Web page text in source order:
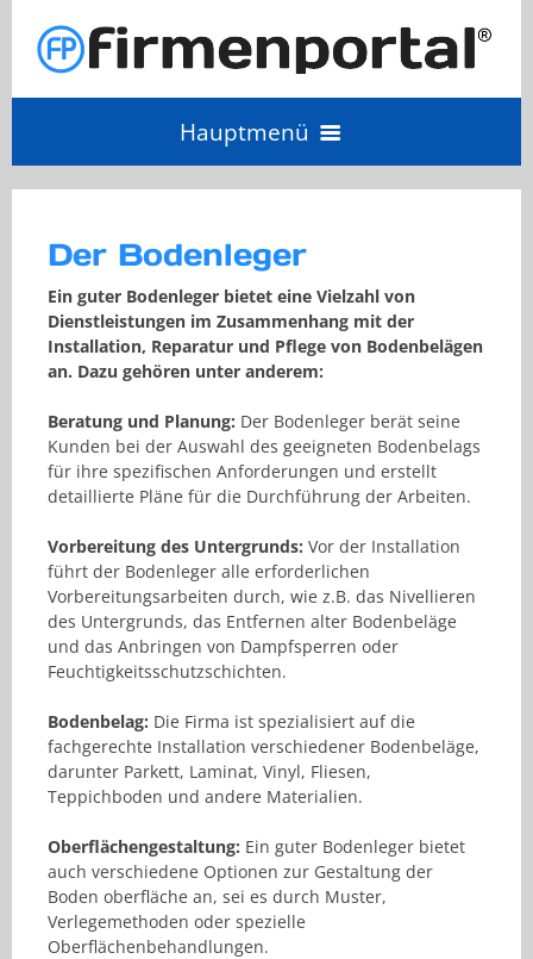
Hauptmenü
Anbieter Login
Anbieter werden
Der Bodenleger
Ein guter Bodenleger bietet eine Vielzahl von
Dienstleistungen im Zusammenhang mit der
Installation, Reparatur und Pflege von Bodenbelägen
an. Dazu gehören unter anderem:
Beratung und Planung: Der Bodenleger berät seine
Kunden bei der Auswahl des geeigneten Bodenbelags
für ihre spezifischen Anforderungen und erstellt
detaillierte Pläne für die Durchführung der Arbeiten.
Vorbereitung des Untergrunds: Vor der Installation
führt der Bodenleger alle erforderlichen
Vorbereitungsarbeiten durch, wie z.B. das Nivellieren
des Untergrunds, das Entfernen alter Bodenbeläge
und das Anbringen von Dampfsperren oder
Feuchtigkeitsschutzschichten.
Bodenbelag: Die Firma ist spezialisiert auf die
fachgerechte Installation verschiedener Bodenbeläge,
darunter Parkett, Laminat, Vinyl, Fliesen,
Teppichboden und andere Materialien.
Oberflächengestaltung: Ein guter Bodenleger bietet
auch verschiedene Optionen zur Gestaltung der
Boden oberfläche an, sei es durch Muster,
Verlegemethoden oder spezielle
Oberflächenbehandlungen.